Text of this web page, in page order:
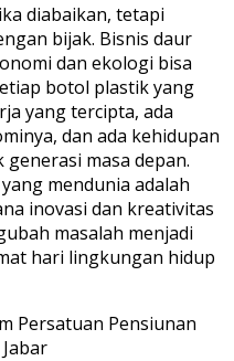
diabaikan, tetapi
bijak. Bisnis daur
dan ekologi bisa
botol plastik yang
yang tercipta, ada
dan ada kehidupan
masa depan.
mendunia adalah
inovasi dan kreativitas
masalah menjadi
hari lingkungan hidup
Persatuan Pensiunan